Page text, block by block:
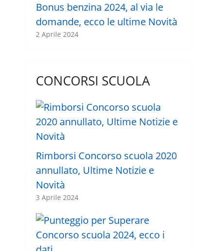
Bonus benzina 2024, al via le
domande, ecco le ultime Novità
2 Aprile 2024
CONCORSI SCUOLA
Rimborsi Concorso scuola 2020
annullato, Ultime Notizie e
Novità
3 Aprile 2024